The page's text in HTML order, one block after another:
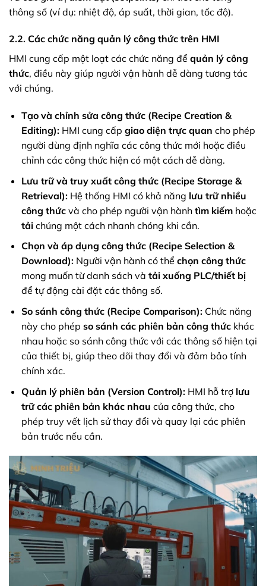
thông số (ví dụ: nhiệt độ, áp suất, thời gian, tốc độ).
2.2. Các chức năng quản lý công thức trên HMI
HMI cung cấp một loạt các chức năng để quản lý công
thức, điều này giúp người vận hành dễ dàng tương tác
với chúng.
Tạo và chỉnh sửa công thức (Recipe Creation &
Editing):HMI cung cấp giao diện trực quan cho phép
người dùng định nghĩa các công thức mới hoặc điều
chỉnh các công thức hiện có một cách dễ dàng.
Lưu trữ và truy xuất công thức (Recipe Storage &
Retrieval):Hệ thống HMI có khả năng lưu trữ nhiều
công thứcvà cho phép người vận hành tìm kiếmhoặc
tảichúng một cách nhanh chóng khi cần.
Chọn và áp dụng công thức (Recipe Selection &
Download):Người vận hành có thể chọn công thức
mong muốn từ danh sách và tải xuống PLC/thiết bị
để tự động cài đặt các thông số.
So sánh công thức (Recipe Comparison):Chức năng
này cho phép so sánh các phiên bản công thứckhác
nhau hoặc so sánh công thức với các thông số hiện tại
của thiết bị, giúp theo dõi thay đổi và đảm bảo tính
chính xác.
Quản lý phiên bản (Version Control):HMI hỗ trợ lưu
trữ các phiên bản khác nhau của công thức, cho
phép truy vết lịch sử thay đổi và quay lại các phiên
bản trước nếu cần.